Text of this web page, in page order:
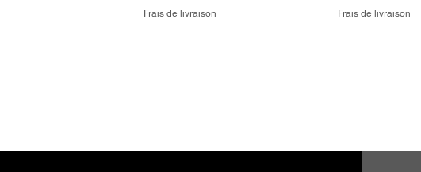
Frais de livraison Frais de livraison